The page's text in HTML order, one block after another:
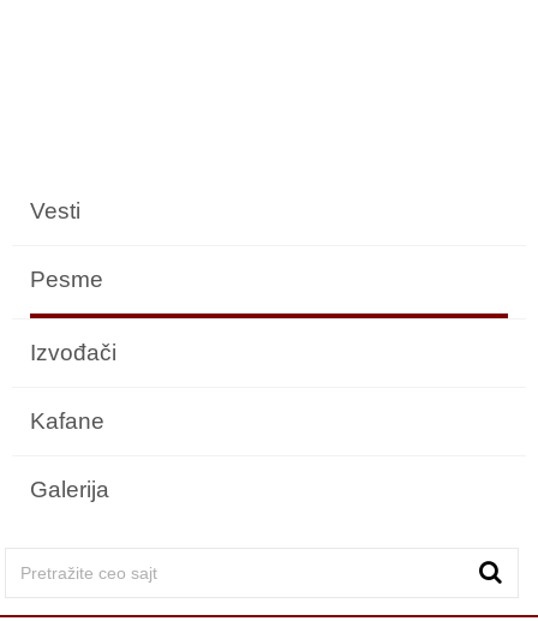
Vesti
Pesme
Izvođači
Kafane
Galerija